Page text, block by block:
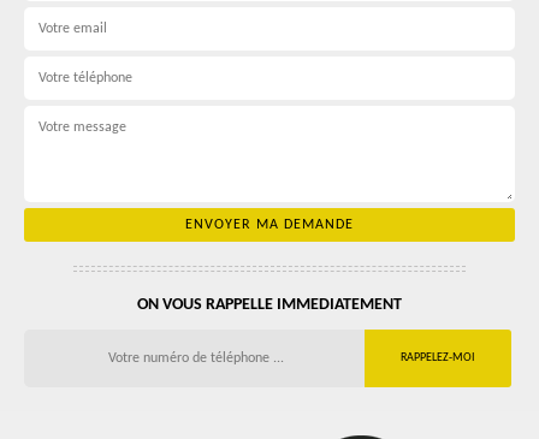
ON VOUS RAPPELLE IMMEDIATEMENT